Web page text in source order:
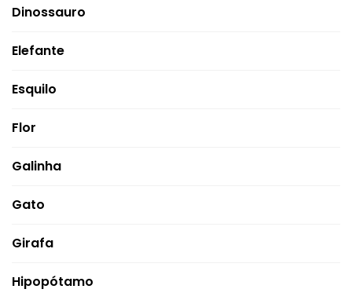
Dinossauro
Elefante
Esquilo
Flor
Galinha
Gato
Girafa
Hipopótamo